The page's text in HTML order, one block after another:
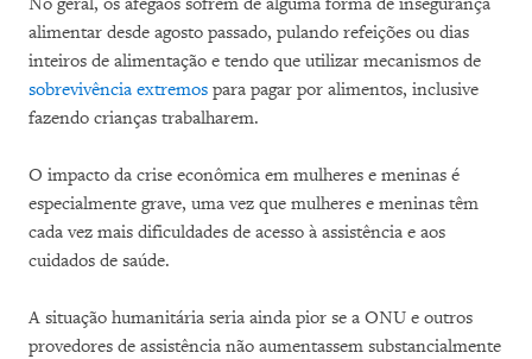
alimentar desde agosto passado, pulando refeições ou dias
inteiros de alimentação e tendo que utilizar mecanismos de
sobrevivência extremos para pagar por alimentos, inclusive
fazendo crianças trabalharem.
O impacto da crise econômica em mulheres e meninas é
especialmente grave, uma vez que mulheres e meninas têm
cada vez mais dificuldades de acesso à assistência e aos
cuidados de saúde.
A situação humanitária seria ainda pior se a ONU e outros
provedores de assistência não aumentassem substancialmente